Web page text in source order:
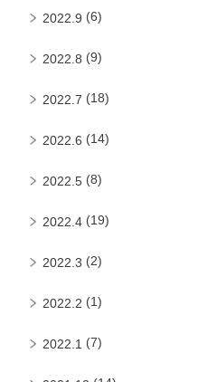
2022.9 (6)
2022.8 (9)
2022.7 (18)
2022.6 (14)
2022.5 (8)
2022.4 (19)
2022.3 (2)
2022.2 (1)
2022.1 (7)